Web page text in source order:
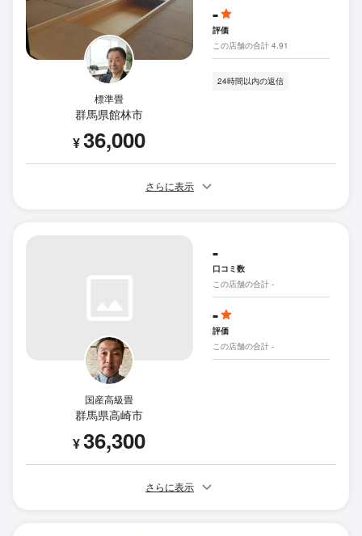
標準畳
群馬県館林市
¥36,000
-
評価
この店舗の合計 4.91
24時間以内の返信
さらに表示
国産高級畳
群馬県高崎市
¥36,300
-
口コミ数
この店舗の合計 -
-
評価
この店舗の合計 -
さらに表示